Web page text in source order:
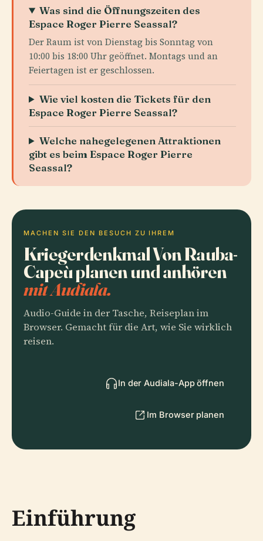
Was sind die Öffnungszeiten des
Espace Roger Pierre Seassal?
Der Raum ist von Dienstag bis Sonntag von
10:00 bis 18:00 Uhr geöffnet. Montags und an
Feiertagen ist er geschlossen.
Wie viel kosten die Tickets für den
Espace Roger Pierre Seassal?
Welche nahegelegenen Attraktionen
gibt es beim Espace Roger Pierre
Seassal?
MACHEN SIE DEN BESUCH ZU IHREM
Kriegerdenkmal Von Rauba-
Capeù planen und anhören
mit Audiala.
Audio-Guide in der Tasche, Reiseplan im
Browser. Gemacht für die Art, wie Sie wirklich
reisen.
In der Audiala-App öffnen
Im Browser planen
Einführung